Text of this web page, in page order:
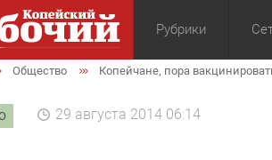
Рубрики
Общество
Общество Копейчане, пора
29 августа 2014 06:14